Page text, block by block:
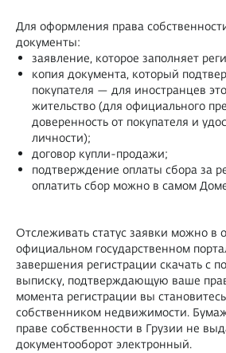
Для оформления права
документы:
заявление, которое заполняет
копия документа, который
покупателя — для иностранцев
жительство (для официального
доверенность от покупателя и
личности);
договор купли-продажи;
подтверждение оплаты сбора за
оплатить сбор можно в самом
Отслеживать статус заявки можно
официальном государственном
завершения регистрации скачать с
выписку, подтверждающую ваше
момента регистрации вы
собственником недвижимости.
праве собственности в Грузии не
документооборот электронный.